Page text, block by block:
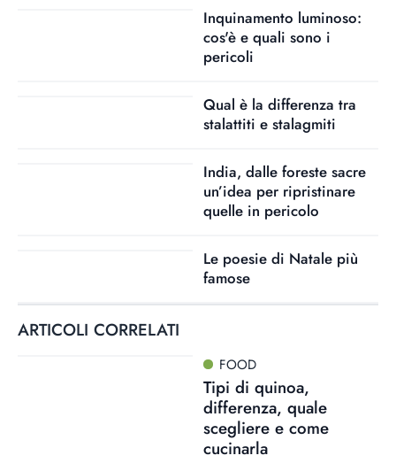
Inquinamento luminoso:
cos'è e quali sono i
pericoli
Qual è la differenza tra
stalattiti e stalagmiti
India, dalle foreste sacre
un’idea per ripristinare
quelle in pericolo
Le poesie di Natale più
famose
ARTICOLI CORRELATI
FOOD
Tipi di quinoa,
differenza, quale
scegliere e come
cucinarla